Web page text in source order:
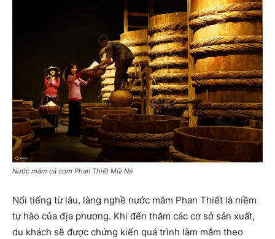
Nước mắm cá cơm Phan Thiết Mũi Né
Nổi tiếng từ lâu, làng nghề nước mắm Phan Thiết là niềm
tự hào của địa phương. Khi đến thăm các cơ sở sản xuất,
du khách sẽ được chứng kiến quá trình làm mắm theo